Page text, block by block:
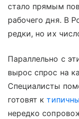
стало прямым
рабочего дня. В
редки, но их
Параллельно с
вырос спрос на
Специалисты
готовят к
нередко